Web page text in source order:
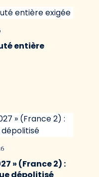
entière
» (France 2) :